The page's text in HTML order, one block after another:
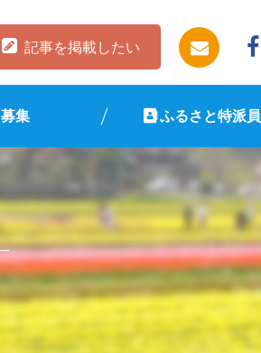
記事を掲載したい
募集 ふるさと特派員